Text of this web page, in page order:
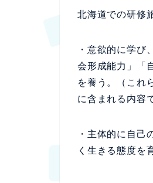
北海道での研修
・意欲的に学び
会形成能力」「
を養う。（これ
に含まれる内容
・主体的に自己
く生きる態度を